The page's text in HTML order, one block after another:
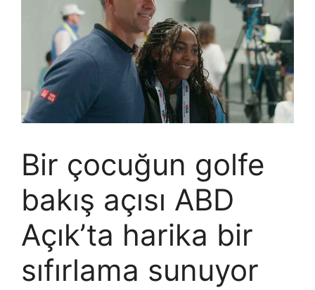
Bir çocuğun golfe
bakış açısı ABD
Açık’ta harika bir
sıfırlama sunuyor